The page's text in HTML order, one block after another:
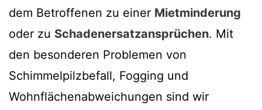
dem Betroffenen zu einer Mietminderung
oder zu Schadenersatzansprüchen. Mit
den besonderen Problemen von
Schimmelpilzbefall, Fogging und
Wohnflächenabweichungen sind wir